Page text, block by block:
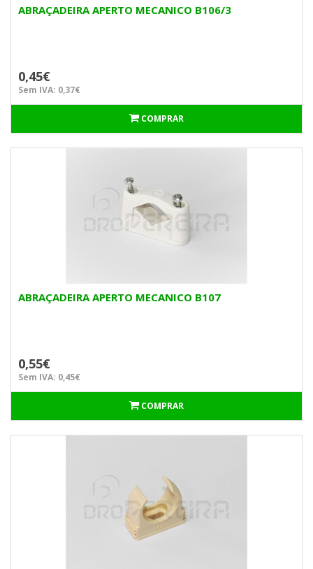
ABRAÇADEIRA APERTO MECANICO B106/3
0,45€
Sem IVA: 0,37€
COMPRAR
ABRAÇADEIRA APERTO MECANICO B107
0,55€
Sem IVA: 0,45€
COMPRAR